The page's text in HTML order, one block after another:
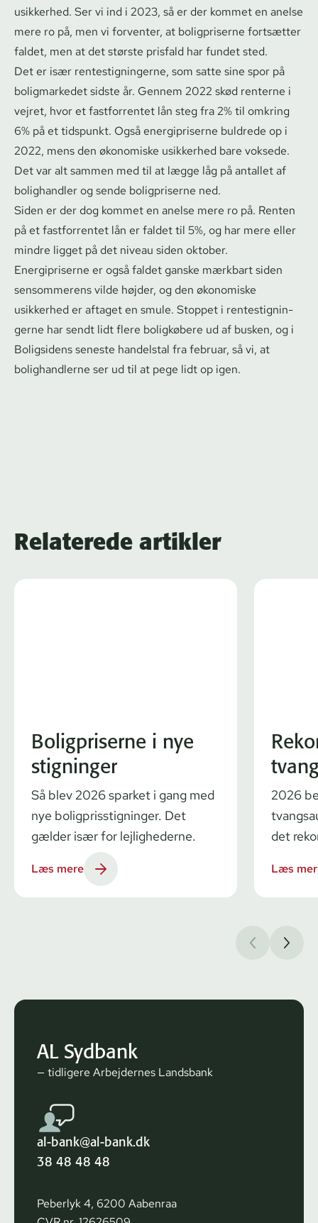
usikkerhed. Ser vi ind i 2023, så er der kommet en anelse
mere ro på, men vi forventer, at boligpriserne fortsætter
faldet, men at det største prisfald har fundet sted.
Det er især ren­testig­nin­ger­ne, som satte sine spor på
boligmarkedet sidste år. Gennem 2022 skød renterne i
vejret, hvor et fastforrentet lån steg fra 2% til omkring
6% på et tidspunkt. Også energipriserne buldrede op i
2022, mens den økonomiske usikkerhed bare voksede.
Det var alt sammen med til at lægge låg på antallet af
bolighandler og sende boligpriserne ned.
Siden er der dog kommet en anelse mere ro på. Renten
på et fastforrentet lån er faldet til 5%, og har mere eller
mindre ligget på det niveau siden oktober.
Energipriserne er også faldet ganske mærkbart siden
sensommerens vilde højder, og den økonomiske
usikkerhed er aftaget en smule. Stoppet i ren­testig­nin­
ger­ne har sendt lidt flere boligkøbere ud af busken, og i
Boligsidens seneste handelstal fra februar, så vi, at
bolighandlerne ser ud til at pege lidt op igen.
Relaterede artikler
Boligpriserne i nye
stigninger
Så blev 2026 sparket i gang med
nye boligprisstigninger. Det
gælder især for lejlighederne.
Læs mere
2026
det
Læs
AL Sydbank
— tidligere Arbejdernes Landsbank
al-bank@al-bank.dk
38 48 48 48
Peberlyk 4, 6200 Aabenraa